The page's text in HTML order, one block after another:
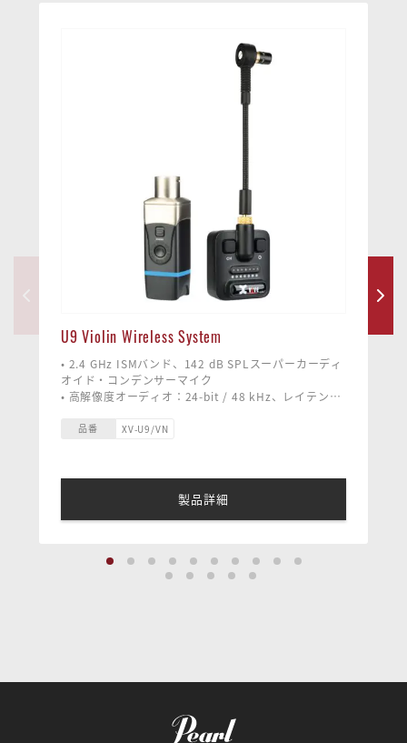
U9 Violin Wireless System
• 2.4 GHz ISMバンド、142 dB SPLスーパーカーディ
オイド・コンデンサーマイク
• 高解像度オーディオ：24-bit / 48 kHz、レイテンシ
• 周波数特性：20 Hz ‒ 20 kHz
• 最大6チャンネル
• ワイヤレスレンジ：最大90フィート（約27m）
• 付属品：トランスミッター、レシーバー、マイクロ
フォン、クリップ、USB-Cケーブル、スポンジウィン
品番 XV-U9/VN
製品詳細